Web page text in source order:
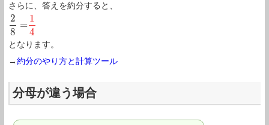
さらに、答えを約分すると、
2
8
=
28 =
1
4
14
となります。
→約分のやり方と計算ツール
分母が違う場合